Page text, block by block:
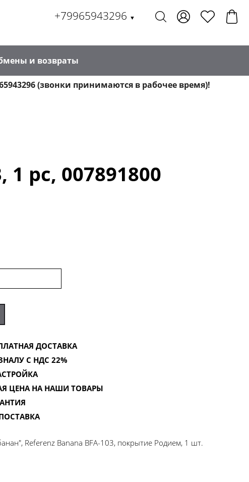
+79965943296 ▼
и возвраты
(звонки принимаются в рабочее время)!
pc, 007891800
ДОСТАВКА
С НДС 22%
ЦЕНА НА НАШИ ТОВАРЫ
Referenz Banana BFA-103, покрытие Родием, 1 шт.